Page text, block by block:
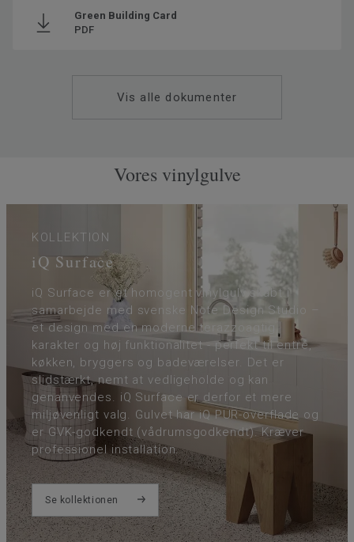
Gulvvarme
Green Building Card
PDF
Vis alle dokumenter
Vores vinylgulve
KOLLEKTION
iQ Surface
iQ Surface er et homogent vinylgulv skabt i
samarbejde med svenske Note Design Studio –
et design med en moderne terazzoagtig
karakter og høj funktionalitet - perfekt til entré,
køkken, bryggers og badeværelser. Det er
slidstærkt, nemt at vedligeholde og kan
genanvendes. iQ Surface er derfor et mere
miljøvenligt valg. Gulvet har iQ PUR-overflade og
er GVK-godkendt (vådrumsgodkendt). Kræver
professionel installation.
Se kollektionen